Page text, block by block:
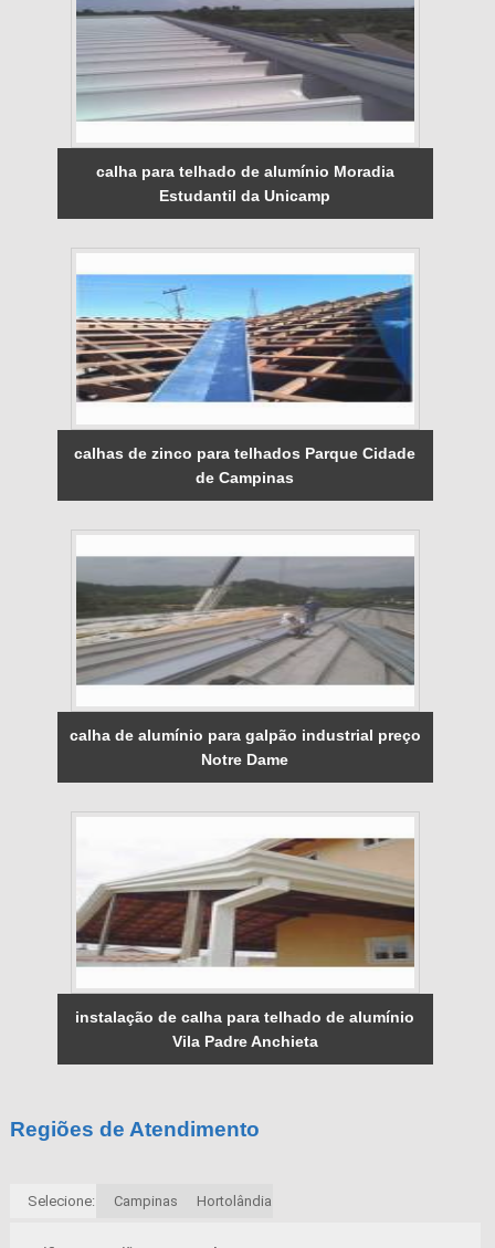
calha para telhado de alumínio Moradia
Estudantil da Unicamp
calhas de zinco para telhados Parque Cidade
de Campinas
calha de alumínio para galpão industrial preço
Notre Dame
instalação de calha para telhado de alumínio
Vila Padre Anchieta
Regiões de Atendimento
Selecione: Campinas Hortolândia